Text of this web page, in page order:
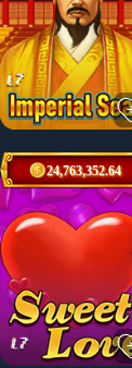
24,763,352.64